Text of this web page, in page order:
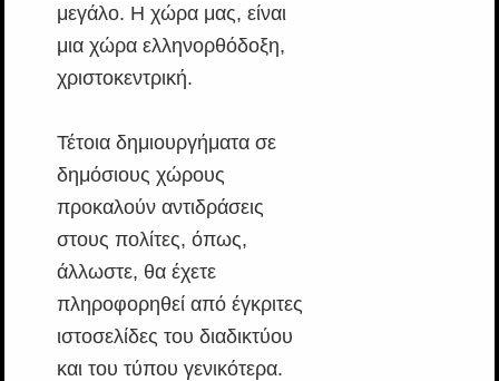
μεγάλο. Η χώρα μας, είναι
μια χώρα ελληνορθόδοξη,
χριστοκεντρική.
Τέτοια δημιουργήματα σε
δημόσιους χώρους
προκαλούν αντιδράσεις
στους πολίτες, όπως,
άλλωστε, θα έχετε
πληροφορηθεί από έγκριτες
ιστοσελίδες του διαδικτύου
και του τύπου γενικότερα.